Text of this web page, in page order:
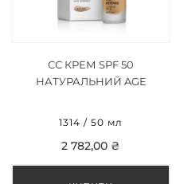
СС КРЕМ SPF 50
НАТУРАЛЬНИЙ AGE
1314 / 50 мл
2 782,00 ₴